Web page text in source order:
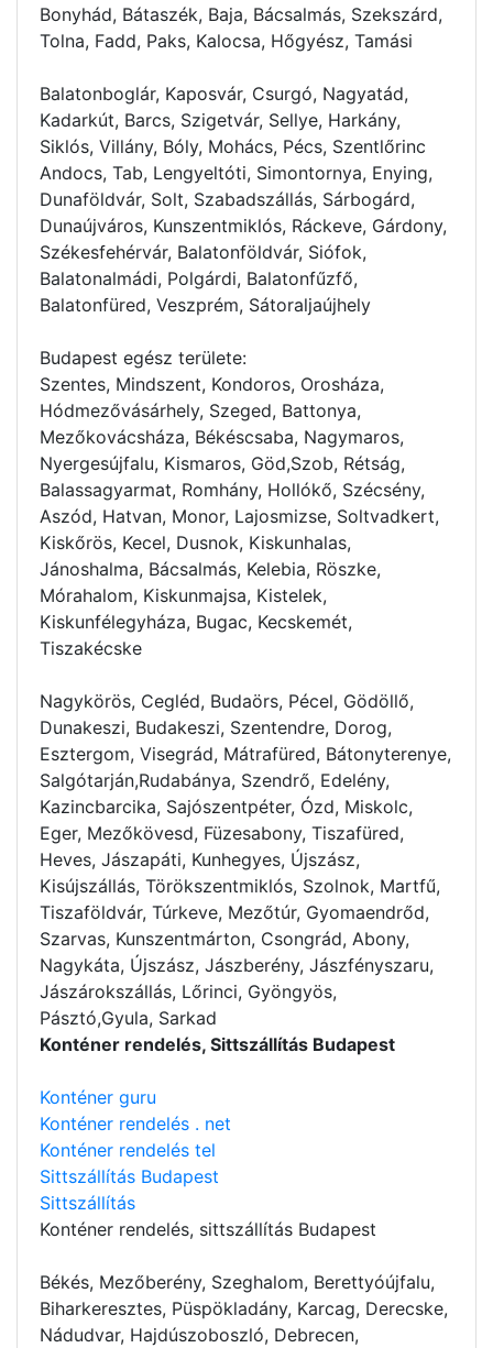
Bonyhád, Bátaszék, Baja, Bácsalmás, Szekszárd,
Tolna, Fadd, Paks, Kalocsa, Hőgyész, Tamási
Balatonboglár, Kaposvár, Csurgó, Nagyatád,
Kadarkút, Barcs, Szigetvár, Sellye, Harkány,
Siklós, Villány, Bóly, Mohács, Pécs, Szentlőrinc
Andocs, Tab, Lengyeltóti, Simontornya, Enying,
Dunaföldvár, Solt, Szabadszállás, Sárbogárd,
Dunaújváros, Kunszentmiklós, Ráckeve, Gárdony,
Székesfehérvár, Balatonföldvár, Siófok,
Balatonalmádi, Polgárdi, Balatonfűzfő,
Balatonfüred, Veszprém, Sátoraljaújhely
Budapest egész területe:
Szentes, Mindszent, Kondoros, Orosháza,
Hódmezővásárhely, Szeged, Battonya,
Mezőkovácsháza, Békéscsaba, Nagymaros,
Nyergesújfalu, Kismaros, Göd,Szob, Rétság,
Balassagyarmat, Romhány, Hollókő, Szécsény,
Aszód, Hatvan, Monor, Lajosmizse, Soltvadkert,
Kiskőrös, Kecel, Dusnok, Kiskunhalas,
Jánoshalma, Bácsalmás, Kelebia, Röszke,
Mórahalom, Kiskunmajsa, Kistelek,
Kiskunfélegyháza, Bugac, Kecskemét,
Tiszakécske
Nagykörös, Cegléd, Budaörs, Pécel, Gödöllő,
Dunakeszi, Budakeszi, Szentendre, Dorog,
Esztergom, Visegrád, Mátrafüred, Bátonyterenye,
Salgótarján,Rudabánya, Szendrő, Edelény,
Kazincbarcika, Sajószentpéter, Ózd, Miskolc,
Eger, Mezőkövesd, Füzesabony, Tiszafüred,
Heves, Jászapáti, Kunhegyes, Újszász,
Kisújszállás, Törökszentmiklós, Szolnok, Martfű,
Tiszaföldvár, Túrkeve, Mezőtúr, Gyomaendrőd,
Szarvas, Kunszentmárton, Csongrád, Abony,
Nagykáta, Újszász, Jászberény, Jászfényszaru,
Jászárokszállás, Lőrinci, Gyöngyös,
Pásztó,Gyula, Sarkad
Konténer rendelés, Sittszállítás Budapest
Konténer guru
Konténer rendelés . net
Konténer rendelés tel
Sittszállítás Budapest
Sittszállítás
Konténer rendelés, sittszállítás Budapest
Békés, Mezőberény, Szeghalom, Berettyóújfalu,
Biharkeresztes, Püspökladány, Karcag, Derecske,
Nádudvar, Hajdúszoboszló, Debrecen,